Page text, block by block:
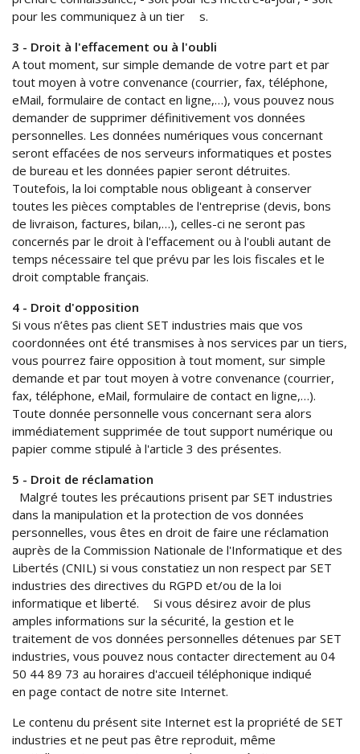
pour les communiquez à un tier s.
3 - Droit à l'effacement ou à l'oubli
A tout moment, sur simple demande de votre part et par
tout moyen à votre convenance (courrier, fax, téléphone,
eMail, formulaire de contact en ligne,…), vous pouvez nous
demander de supprimer définitivement vos données
personnelles. Les données numériques vous concernant
seront effacées de nos serveurs informatiques et postes
de bureau et les données papier seront détruites.
Toutefois, la loi comptable nous obligeant à conserver
toutes les pièces comptables de l'entreprise (devis, bons
de livraison, factures, bilan,…), celles-ci ne seront pas
concernés par le droit à l'effacement ou à l'oubli autant de
temps nécessaire tel que prévu par les lois fiscales et le
droit comptable français.
4 - Droit d'opposition
Si vous n’êtes pas client SET industries mais que vos
coordonnées ont été transmises à nos services par un tiers,
vous pourrez faire opposition à tout moment, sur simple
demande et par tout moyen à votre convenance (courrier,
fax, téléphone, eMail, formulaire de contact en ligne,…).
Toute donnée personnelle vous concernant sera alors
immédiatement supprimée de tout support numérique ou
papier comme stipulé à l'article 3 des présentes.
5 - Droit de réclamation
Malgré toutes les précautions prisent par SET industries
dans la manipulation et la protection de vos données
personnelles, vous êtes en droit de faire une réclamation
auprès de la Commission Nationale de l'Informatique et des
Libertés (CNIL) si vous constatiez un non respect par SET
industries des directives du RGPD et/ou de la loi
informatique et liberté. Si vous désirez avoir de plus
amples informations sur la sécurité, la gestion et le
traitement de vos données personnelles détenues par SET
industries, vous pouvez nous contacter directement au 04
50 44 89 73 au horaires d'accueil téléphonique indiqué
en page contact de notre site Internet.
Le contenu du présent site Internet est la propriété de SET
industries et ne peut pas être reproduit, même